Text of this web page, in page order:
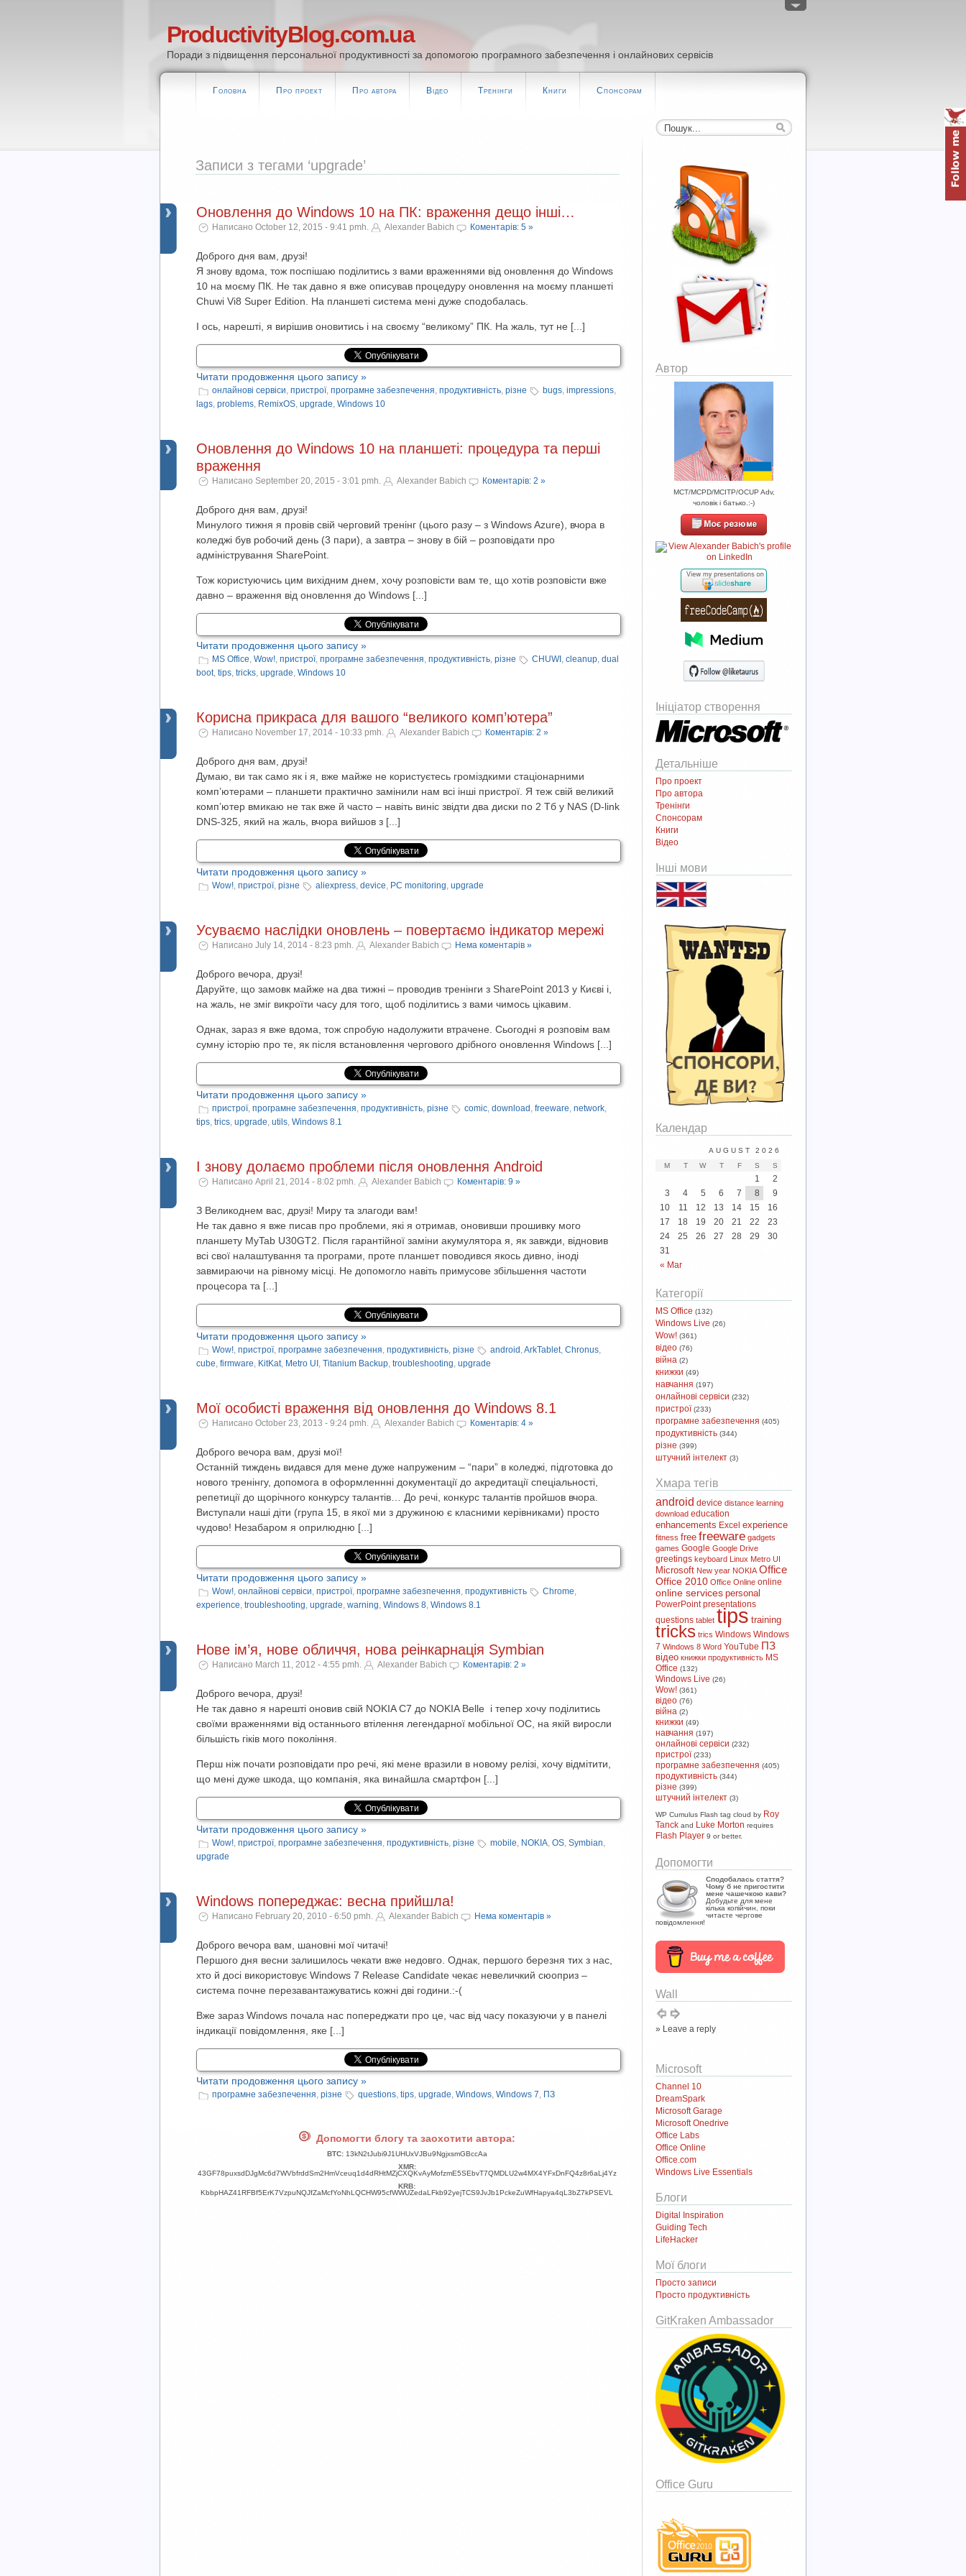
ProductivityBlog.com.ua
Поради з підвищення персональної продуктивності за допомогою програмного забезпечення і онлайнових сервісів
Головна Про проект Про автора Відео Тренінги Книги Спонсорам
Записи з тегами ‘upgrade’
Оновлення до Windows 10 на ПК: враження дещо інші…
Написано October 12, 2015 - 9:41 pmh. Alexander Babich Коментарів: 5 »
Доброго дня вам, друзі!
Я знову вдома, тож поспішаю поділитись з вами враженнями від оновлення до Windows
10 на моєму ПК. Не так давно я вже описував процедуру оновлення на моєму планшеті
Chuwi Vi8 Super Edition. На планшеті система мені дуже сподобалась.
І ось, нарешті, я вирішив оновитись і на своєму “великому” ПК. На жаль, тут не [...]
Читати продовження цього запису »
онлайнові сервіси, пристрої, програмне забезпечення, продуктивність, різне bugs, impressions,
lags, problems, RemixOS, upgrade, Windows 10
Оновлення до Windows 10 на планшеті: процедура та перші
враження
Написано September 20, 2015 - 3:01 pmh. Alexander Babich Коментарів: 2 »
Доброго дня вам, друзі!
Минулого тижня я провів свій черговий тренінг (цього разу – з Windows Azure), вчора в
коледжі був робочий день (3 пари), а завтра – знову в бій – розповідати про
адміністрування SharePoint.
Тож користуючись цим вихідним днем, хочу розповісти вам те, що хотів розповісти вже
давно – враження від оновлення до Windows [...]
Читати продовження цього запису »
MS Office, Wow!, пристрої, програмне забезпечення, продуктивність, різне CHUWI , cleanup, dual
boot, tips, tricks, upgrade, Windows 10
Корисна прикраса для вашого “великого комп’ютера”
Написано November 17, 2014 - 10:33 pmh. Alexander Babich Коментарів: 2 »
Доброго дня вам, друзі!
Думаю, ви так само як і я, вже майже не користуєтесь громіздкими стаціонарними
комп’ютерами – планшети практично замінили нам всі інші пристрої. Я теж свій великий
комп’ютер вмикаю не так вже й часто – навіть виніс звідти два диски по 2 Тб у NAS (D-link
DNS-325, який на жаль, вчора вийшов з [...]
Читати продовження цього запису »
Wow!, пристрої, різне aliexpress, device, PC monitoring, upgrade
Усуваємо наслідки оновлень – повертаємо індикатор мережі
Написано July 14, 2014 - 8:23 pmh. Alexander Babich Нема коментарів »
Доброго вечора, друзі!
Даруйте, що замовк майже на два тижні – проводив тренінги з SharePoint 2013 у Києві і,
на жаль, не зміг викроїти часу для того, щоб поділитись з вами чимось цікавим.
Однак, зараз я вже вдома, тож спробую надолужити втрачене. Сьогодні я розповім вам
сумну історію про те, як після встановлення чергового дрібного оновлення Windows [...]
Читати продовження цього запису »
пристрої, програмне забезпечення, продуктивність, різне comic, download , freeware, network,
tips, trics, upgrade, utils, Windows 8.1
І знову долаємо проблеми після оновлення Android
Написано April 21, 2014 - 8:02 pmh. Alexander Babich Коментарів: 9 »
З Великоднем вас, друзі! Миру та злагоди вам!
Не так давно я вже писав про проблеми, які я отримав, оновивши прошивку мого
планшету MyTab U30GT2. Після гарантійної заміни акумулятора я, як завжди, відновив
всі свої налаштування та програми, проте планшет поводився якось дивно, іноді
завмираючи на рівному місці. Не допомогло навіть примусове збільшення частоти
процесора та [...]
Читати продовження цього запису »
Wow!, пристрої, програмне забезпечення, продуктивність, різне android ,ArkTablet, Chronus,
cube, firmware, KitKat, Metro UI , Titanium Backup, troubleshooting, upgrade
Мої особисті враження від оновлення до Windows 8.1
Написано October 23, 2013 - 9:24 pmh. Alexander Babich Коментарів: 4 »
Доброго вечора вам, друзі мої!
Останній тиждень видався для мене дуже напруженим – “пари” в коледжі, підготовка до
нового тренінгу, допомога в оформленнні документації до акредитації спеціальності,
репетиції до щорічного конкурсу талантів… До речі, конкурс талантів пройшов вчора.
Виступали наші діти (група 15, в якої ми з дружиною є класними керівниками) просто
чудово! Незабаром я оприлюдню [...]
Читати продовження цього запису »
Wow!, онлайнові сервіси, пристрої, програмне забезпечення, продуктивність Chrome,
experience, troubleshooting, upgrade, warning, Windows 8, Windows 8.1
Нове ім’я, нове обличчя, нова реінкарнація Symbian
Написано March 11, 2012 - 4:55 pmh. Alexander Babich Коментарів: 2 »
Доброго вечора, друзі!
Не так давно я нарешті оновив свій NOKIA C7 до NOKIA Belle і тепер хочу поділитись
своїми враженнями від останнього втілення легендарної мобільної ОС, на якій виросли
більшість гіків мого покоління.
Перш ніж почати розповідати про речі, які мене вразили в новому релізі, хочу відмітити,
що мені дуже шкода, що компанія, яка винайшла смартфон [...]
Читати продовження цього запису »
Wow!, пристрої, програмне забезпечення, продуктивність, різне mobile, NOKIA, OS, Symbian,
upgrade
Windows попереджає: весна прийшла!
Написано February 20, 2010 - 6:50 pmh. Alexander Babich Нема коментарів »
Доброго вечора вам, шановні мої читачі!
Першого дня весни залишилось чекати вже недовго. Однак, першого березня тих з нас,
хто й досі використовує Windows 7 Release Candidate чекає невеличкий сюоприз –
система почне перезавантажуватись кожні дві години.:-(
Вже зараз Windows почала нас попереджати про це, час від часу показуючи у в панелі
індикації повідомлення, яке [...]
Читати продовження цього запису »
програмне забезпечення, різне questions, tips, upgrade, Windows, Windows 7, ПЗ
Допомогти блогу та заохотити автора:
BTC:13kN2tJubi9J1UHUxVJBu9NgjxsmGBccAa
XMR:
43GF78puxsdDJgMc6d7WVbfrddSm2HmVceuq1d4dRHtMZjCXQKvAyMofzmE5SEbvT7QMDLU2w4MX4YFxDnFQ4z8r6aLj4Yz
KRB:
KbbpHAZ41RFBf5ErK7VzpuNQJfZaMcfYoNhLQCHW95cfWWUZedaLFkb92yejTCS9JvJb1PckeZuWfHapya4qL3bZ7kPSEVL
Автор
MCT/MCPD/MCITP/OCUP Adv,
чоловік і батько.:-)
Ініціатор створення
Детальніше
Про проект
Про автора
Тренінги
Спонсорам
Книги
Відео
Інші мови
Календар
AUGUST 2026
M
T W T F S S
« Mar
1
2
3
4 5 6 7 8
9
10
11 12 13 14 15
16
17
18 19 20 21 22
23
24
25 26 27 28 29
30
31
Категорії
MS Office (132)
Windows Live (26)
Wow! (361)
відео (76)
війна (2)
книжки (49)
навчання (197)
онлайнові сервіси (232)
пристрої (233)
програмне забезпечення (405)
продуктивність (344)
різне (399)
штучний інтелект (3)
Хмара тегів
android device distance learning
download education
enhancements Excel experience
fitness free freeware gadgets
games Google Google Drive
greetings keyboard Linux Metro UI
Microsoft New year NOKIA Office
Office 2010 Office Online online
online services personal
PowerPoint presentations
questions tablet tips training
tricks trics Windows Windows
7 Windows 8 Word YouTube ПЗ
відео книжки продуктивність MS
Office (132)
Windows Live (26)
Wow! (361)
відео (76)
війна (2)
книжки (49)
навчання (197)
онлайнові сервіси (232)
пристрої (233)
програмне забезпечення (405)
продуктивність (344)
різне (399)
штучний інтелект (3)
WP Cumulus Flash tag cloud by Roy
Tanck and Luke Morton requires
Flash Player 9 or better.
Допомогти
Сподобалась стаття?
Чому б не пригостити
мене чашечкою кави?
Добудьте для мене
кілька копійчин, поки
читаєте чергове
повідомлення!
Wall
» Leave a reply
Microsoft
Channel 10
DreamSpark
Microsoft Garage
Microsoft Onedrive
Office Labs
Office Online
Office.com
Windows Live Essentials
Блоги
Digital Inspiration
Guiding Tech
LifeHacker
Мої блоги
Просто записи
Просто продуктивність
GitKraken Ambassador
Office Guru